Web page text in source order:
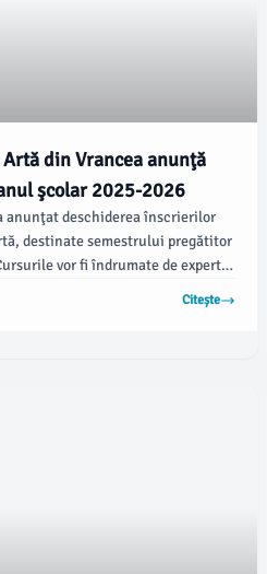
din Vrancea anunţă
şcolar 2025-2026
anunţat deschiderea înscrierilor
destinate semestrului pregătitor
vor fi îndrumate de expertul
Citește